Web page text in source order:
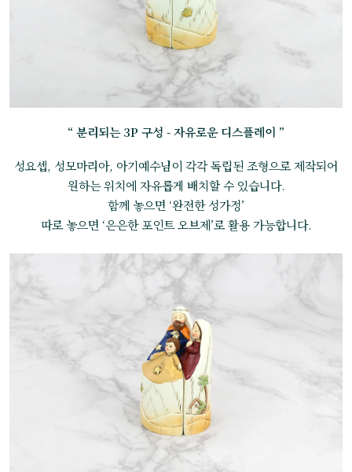
“ 분리되는 3P 구성 - 자유로운 디스플레이 ”
성요셉, 성모마리아, 아기예수님이 각각 독립된 조형으로 제작되어
원하는 위치에 자유롭게 배치할 수 있습니다.
함께 놓으면 ‘완전한 성가정’
따로 놓으면 ‘은은한 포인트 오브제’로 활용 가능합니다.